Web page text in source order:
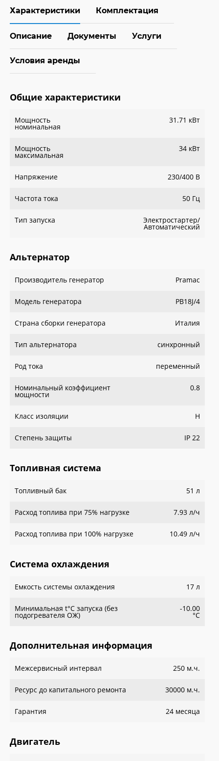
Характеристики Комплектация
Описание Документы Услуги
Условия аренды
Общие характеристики
Мощность
номинальная
31.71 кВт
Мощность
максимальная
34 кВт
Напряжение 230/400 В
Частота тока 50 Гц
Тип запуска Электростартер/
Автоматический
Альтернатор
Производитель генератор Pramac
Модель генератора PB18J/4
Страна сборки генератора Италия
Тип альтернатора синхронный
Род тока переменный
Номинальный коэффициент
мощности
0.8
Класс изоляции H
Степень защиты IP 22
Топливная система
Топливный бак 51 л
Расход топлива при 75% нагрузке 7.93 л/ч
Расход топлива при 100% нагрузке 10.49 л/ч
Система охлаждения
Емкость системы охлаждения 17 л
Минимальная t°С запуска (без
подогревателя ОЖ)
-10.00
°С
Дополнительная информация
Межсервисный интервал 250 м.ч.
Ресурс до капитального ремонта 30000 м.ч.
Гарантия 24 месяца
Двигатель